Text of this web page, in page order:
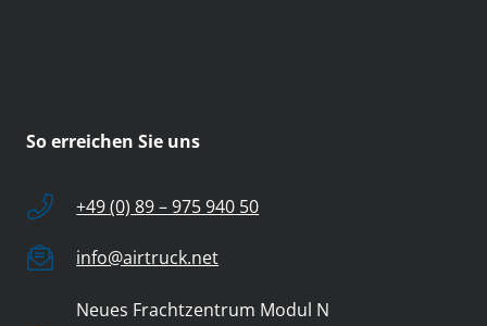
So erreichen Sie uns
+49 (0) 89 – 975 940 50
info@airtruck.net
Neues Frachtzentrum Modul N